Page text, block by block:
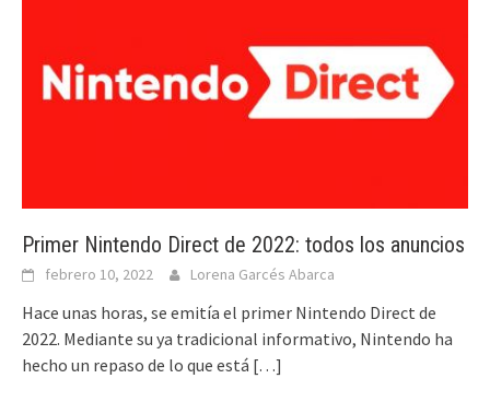
Primer Nintendo Direct de 2022: todos los anuncios
febrero 10, 2022 Lorena Garcés Abarca
Hace unas horas, se emitía el primer Nintendo Direct de
2022. Mediante su ya tradicional informativo, Nintendo ha
hecho un repaso de lo que está […]